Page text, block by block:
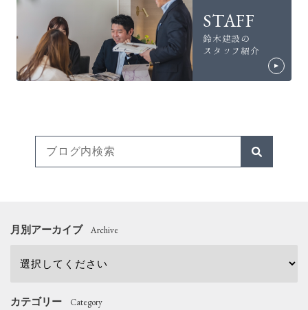
STAFF
鈴木建設の
スタッフ紹介
月別アーカイブ Archive
カテゴリー Category